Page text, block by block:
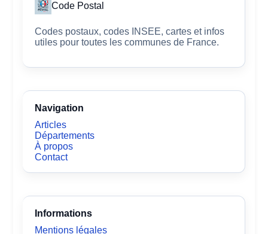
Code Postal
Codes postaux, codes INSEE, cartes et infos
utiles pour toutes les communes de France.
Navigation
Articles
Départements
À propos
Contact
Informations
Mentions légales